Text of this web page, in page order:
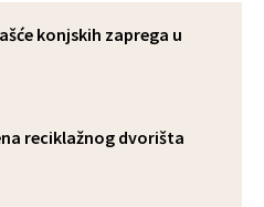
reciklažnog dvorišta